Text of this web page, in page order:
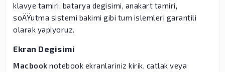
klavye tamiri, batarya degisimi, anakart tamiri,
soÄŸutma sistemi bakimi gibi tum islemleri garantili
olarak yapiyoruz.
Ekran Degisimi
Macbook notebook ekranlariniz kirik, catlak veya